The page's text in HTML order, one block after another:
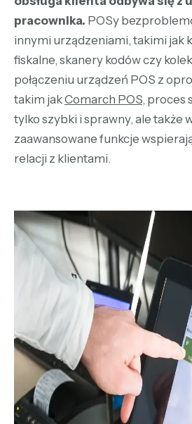
pracownika. POSy
innymi urządzeniami, takimi jak
fiskalne, skanery kodów czy
połączeniu urządzeń POS z
takim jakComarch POS, proces
tylko szybki i sprawny, ale także
zaawansowane funkcje
relacji z klientami.